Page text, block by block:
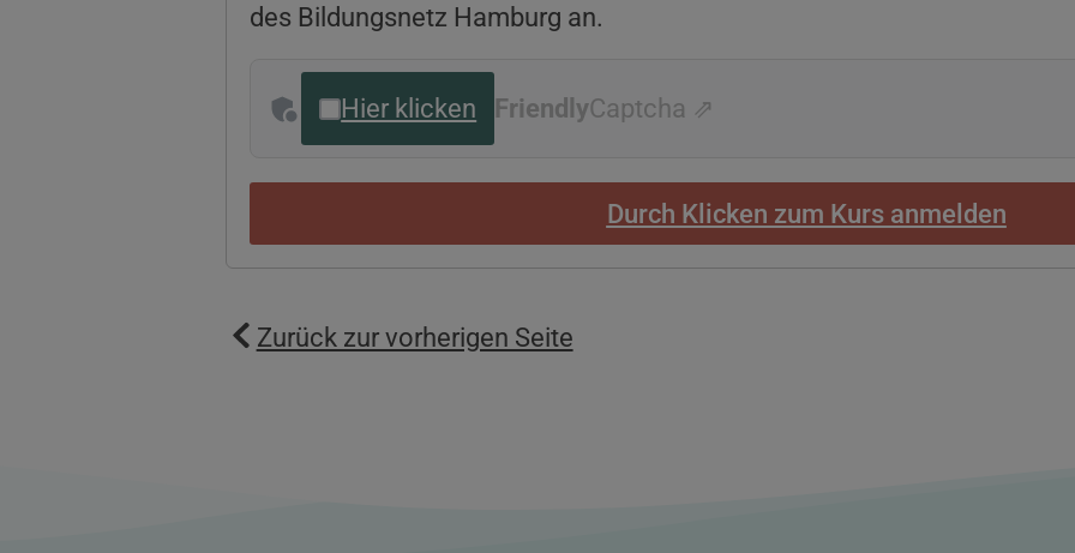
des Bildungsnetz Hamburg an.
Hier klicken FriendlyCaptcha ⇗
Durch Klicken zum Kurs anmelden
Zurück zur vorherigen Seite